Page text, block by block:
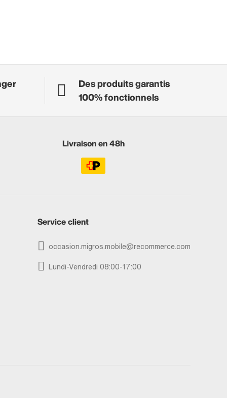
Des produits garantis
100% fonctionnels
Livraison en 48h
Service client
occasion.migros.mobile@recommerce.com
Lundi-Vendredi 08:00-17:00